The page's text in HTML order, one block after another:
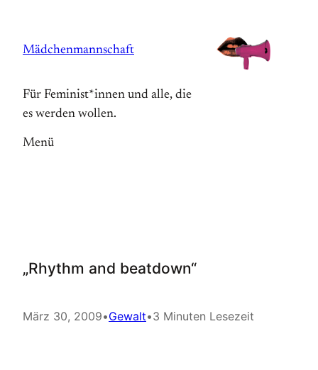
springen
Mädchenmannschaft
Für Feminist*innen und alle, die
es werden wollen.
Menü
„Rhythm and beatdown“
März 30, 2009•Gewalt•3 Minuten Lesezeit